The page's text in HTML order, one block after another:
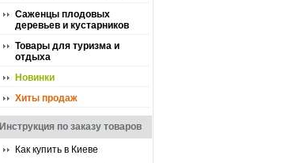
Саженцы плодовых
деревьев и кустарников
Товары для туризма и
отдыха
Новинки
Хиты продаж
Инструкция по заказу товаров
Как купить в Киеве